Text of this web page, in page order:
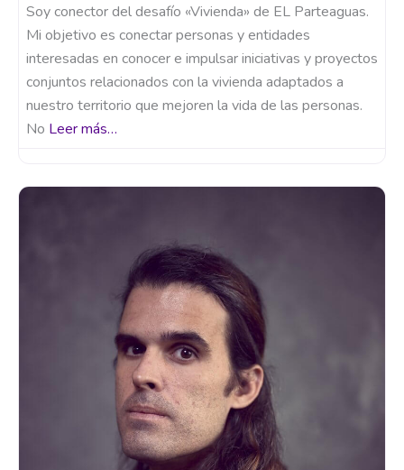
Soy conector del desafío «Vivienda» de EL Parteaguas.
Mi objetivo es conectar personas y entidades
interesadas en conocer e impulsar iniciativas y proyectos
conjuntos relacionados con la vivienda adaptados a
nuestro territorio que mejoren la vida de las personas.
No Leer más…